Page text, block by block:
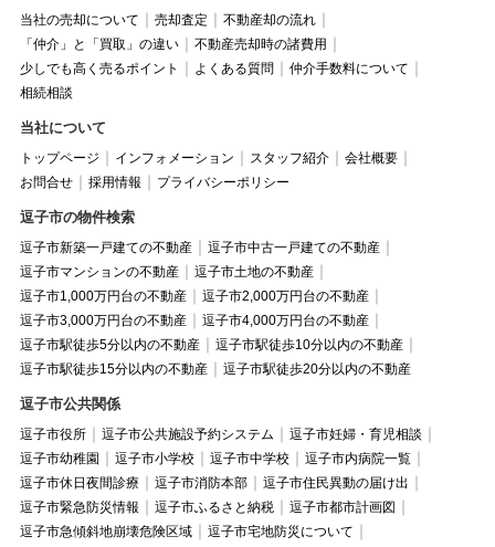
当社の売却について 売却査定
不動産却の流れ
「仲介」と「買取」の違い
不動産売却時の諸費用
少しでも高く売るポイント
よくある質問
仲介手数料について
相続相談
当社について
トップページ インフォメーション スタッフ紹介
会社概要
お問合せ
採用情報 プライバシーポリシー
逗子市の物件検索
逗子市新築一戸建ての不動産
逗子市中古一戸建ての不動産
逗子市マンションの不動産
逗子市土地の不動産
逗子市1,000万円台の不動産
逗子市2,000万円台の不動産
逗子市3,000万円台の不動産
逗子市4,000万円台の不動産
逗子市駅徒歩5分以内の不動産
逗子市駅徒歩10分以内の不動産
逗子市駅徒歩15分以内の不動産
逗子市駅徒歩20分以内の不動産
逗子市公共関係
逗子市役所 逗子市公共施設予約システム
逗子市妊婦・育児相談
逗子市幼稚園
逗子市小学校 逗子市中学校
逗子市内病院一覧
逗子市休日夜間診療
逗子市消防本部
逗子市住民異動の届け出
逗子市緊急防災情報
逗子市ふるさと納税
逗子市都市計画図
逗子市急傾斜地崩壊危険区域
逗子市宅地防災について